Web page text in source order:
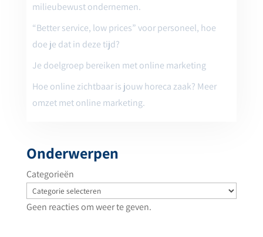
milieubewust ondernemen.
“Better service, low prices” voor personeel, hoe
doe je dat in deze tijd?
Je doelgroep bereiken met online marketing
Hoe online zichtbaar is jouw horeca zaak? Meer
omzet met online marketing.
Onderwerpen
Categorieën
Geen reacties om weer te geven.